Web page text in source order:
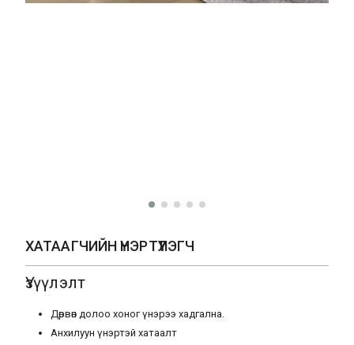
ХАТААГЧИЙН ҮНЭРТҮҮЛЭГЧ
Үзүүлэлт
Дөрвөн долоо хоног үнэрээ хадгална.
Анхилуун үнэртэй хатаалт